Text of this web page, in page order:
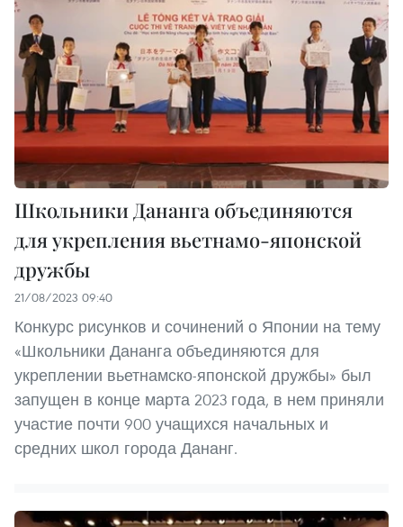
Школьники Дананга объединяются
для укрепления вьетнамо-японской
дружбы
21/08/2023 09:40
Конкурс рисунков и сочинений о Японии на тему
«Школьники Дананга объединяются для
укреплении вьетнамско-японской дружбы» был
запущен в конце марта 2023 года, в нем приняли
участие почти 900 учащихся начальных и
средних школ города Дананг.